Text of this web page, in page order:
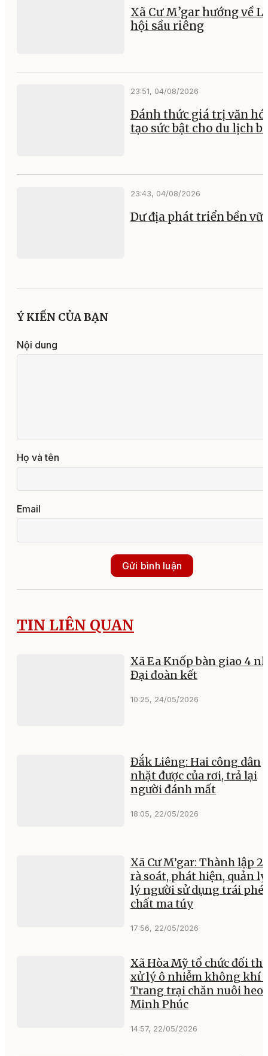
Xã Cư M’gar hướng về
hội sầu riêng
23:51, 04/08/2026
Đánh thức giá trị văn
tạo sức bật cho du lịch
23:43, 04/08/2026
Dư địa phát triển bền
Ý KIẾN CỦA BẠN
Nội dung
Họ và tên
Email
Gửi bình luận
TIN LIÊN QUAN
Xã Ea Knốp bàn giao 4
Đại đoàn kết
10:25, 24/05/2026
Đắk Liêng: Hai công dân
nhặt được của rơi, trả lại
người đánh mất
18:05, 22/05/2026
Xã Cư M’gar: Thành lập
rà soát, phát hiện, quản
lý người sử dụng trái
chất ma túy
17:56, 22/05/2026
Xã Hòa Mỹ tổ chức đối
xử lý ô nhiễm không khí
Trang trại chăn nuôi heo
Minh Phúc
14:57, 22/05/2026